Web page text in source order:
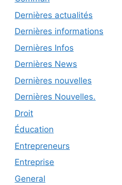
Dernières actualités
Dernières informations
Dernières Infos
Dernières News
Dernières nouvelles
Dernières Nouvelles.
Droit
Éducation
Entrepreneurs
Entreprise
General